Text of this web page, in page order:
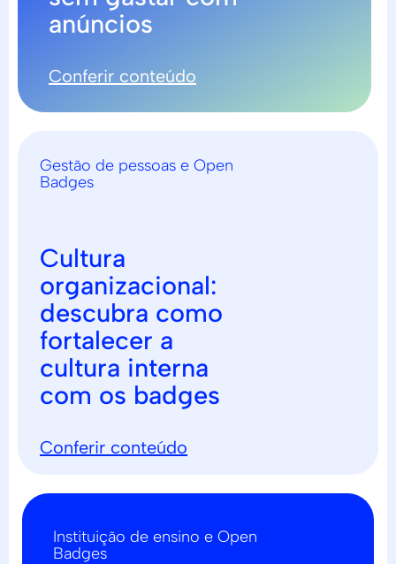
anúncios
Conferir conteúdo
Gestão de pessoas e Open
Badges
Cultura
organizacional:
descubra como
fortalecer a
cultura interna
com os badges
Conferir conteúdo
Instituição de ensino e Open
Badges